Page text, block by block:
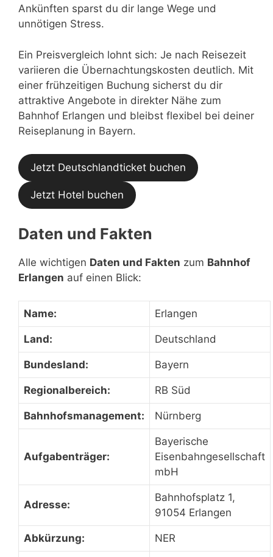
Ankünften sparst du dir lange Wege und
unnötigen Stress.
Ein Preisvergleich lohnt sich: Je nach Reisezeit
variieren die Übernachtungskosten deutlich. Mit
einer frühzeitigen Buchung sicherst du dir
attraktive Angebote in direkter Nähe zum
Bahnhof Erlangen und bleibst flexibel bei deiner
Reiseplanung in Bayern.
Jetzt Deutschlandticket buchen
Jetzt Hotel buchen
Daten und Fakten
Alle wichtigen Daten und Fakten zum Bahnhof
Erlangen auf einen Blick:
Name: Erlangen
Land: Deutschland
Bundesland: Bayern
Regionalbereich: RB Süd
Bahnhofsmanagement: Nürnberg
Aufgabenträger:
Bayerische
Eisenbahngesellschaft
mbH
Adresse:
Bahnhofsplatz 1,
91054 Erlangen
Abkürzung: NER